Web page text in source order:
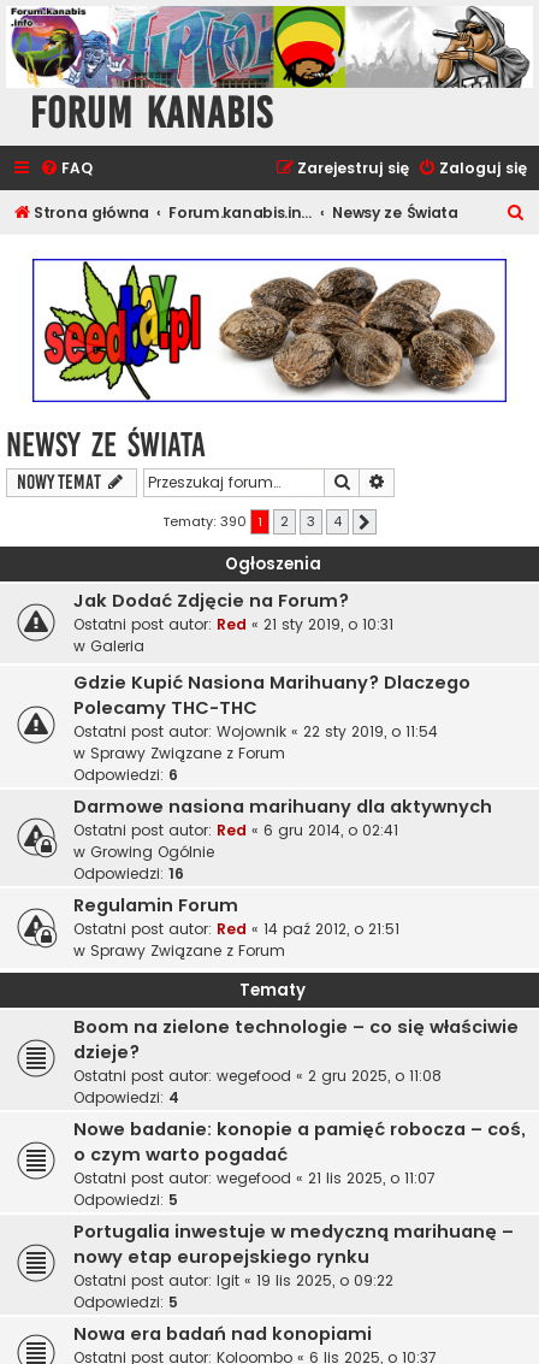
Forum Kanabis
FAQ Zaloguj się
Zarejestruj się
Strona główna Forum.kanabis.info - Cannabis Tematy Newsy ze Świata
Newsy ze Świata
NOWY TEMAT Szukaj
Tematy: 390 1 2 3 4
Ogłoszenia
Jak Dodać Zdjęcie na Forum?
Ostatni post autor: Red « 21 sty 2019, o 10:31
w Galeria
Gdzie Kupić Nasiona Marihuany? Dlaczego
Polecamy THC-THC
Ostatni post autor: Wojownik « 22 sty 2019, o 11:54
w Sprawy Związane z Forum
Odpowiedzi: 6
Darmowe nasiona marihuany dla aktywnych
Ostatni post autor: Red « 6 gru 2014, o 02:41
w Growing Ogólnie
Odpowiedzi: 16
Regulamin Forum
Ostatni post autor: Red « 14 paź 2012, o 21:51
w Sprawy Związane z Forum
Tematy
Boom na zielone technologie – co się właściwie
dzieje?
Ostatni post autor: wegefood « 2 gru 2025, o 11:08
Odpowiedzi: 4
Nowe badanie: konopie a pamięć robocza – coś,
o czym warto pogadać
Ostatni post autor: wegefood « 21 lis 2025, o 11:07
Odpowiedzi: 5
Portugalia inwestuje w medyczną marihuanę –
nowy etap europejskiego rynku
Ostatni post autor: Igit « 19 lis 2025, o 09:22
Odpowiedzi: 5
Nowa era badań nad konopiami
Ostatni post autor: Koloombo « 6 lis 2025, o 10:37